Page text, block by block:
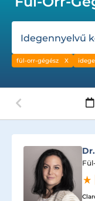
fül-orr-gégész